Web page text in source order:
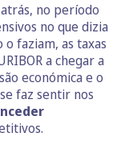
no período
no que dizia
faziam, as taxas
a chegar a
económica e o
faz sentir nos